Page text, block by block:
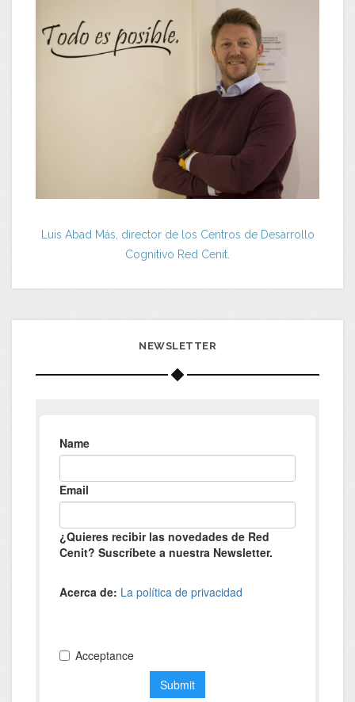
Luis Abad Más, director de los Centros de Desarrollo
Cognitivo Red Cenit.
NEWSLETTER